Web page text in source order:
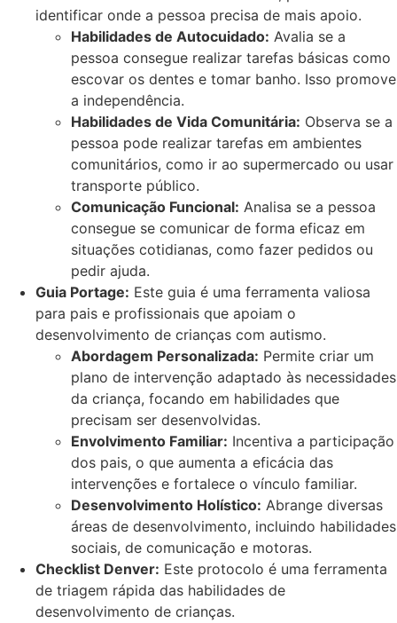
identificar onde a pessoa precisa de mais apoio.
Habilidades de Autocuidado: Avalia se a
pessoa consegue realizar tarefas básicas como
escovar os dentes e tomar banho. Isso promove
a independência.
Habilidades de Vida Comunitária: Observa se a
pessoa pode realizar tarefas em ambientes
comunitários, como ir ao supermercado ou usar
transporte público.
Comunicação Funcional: Analisa se a pessoa
consegue se comunicar de forma eficaz em
situações cotidianas, como fazer pedidos ou
pedir ajuda.
Guia Portage: Este guia é uma ferramenta valiosa
para pais e profissionais que apoiam o
desenvolvimento de crianças com autismo.
Abordagem Personalizada: Permite criar um
plano de intervenção adaptado às necessidades
da criança, focando em habilidades que
precisam ser desenvolvidas.
Envolvimento Familiar: Incentiva a participação
dos pais, o que aumenta a eficácia das
intervenções e fortalece o vínculo familiar.
Desenvolvimento Holístico: Abrange diversas
áreas de desenvolvimento, incluindo habilidades
sociais, de comunicação e motoras.
Checklist Denver: Este protocolo é uma ferramenta
de triagem rápida das habilidades de
desenvolvimento de crianças.